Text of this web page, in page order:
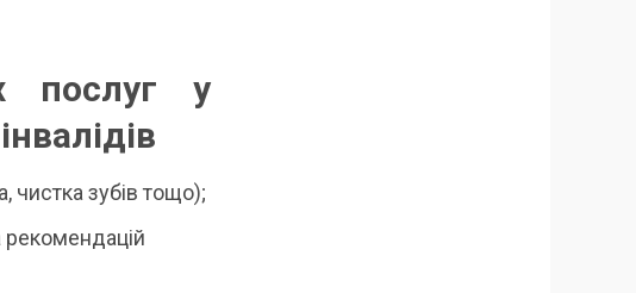
послуг у
чистка зубів тощо);
рекомендацій